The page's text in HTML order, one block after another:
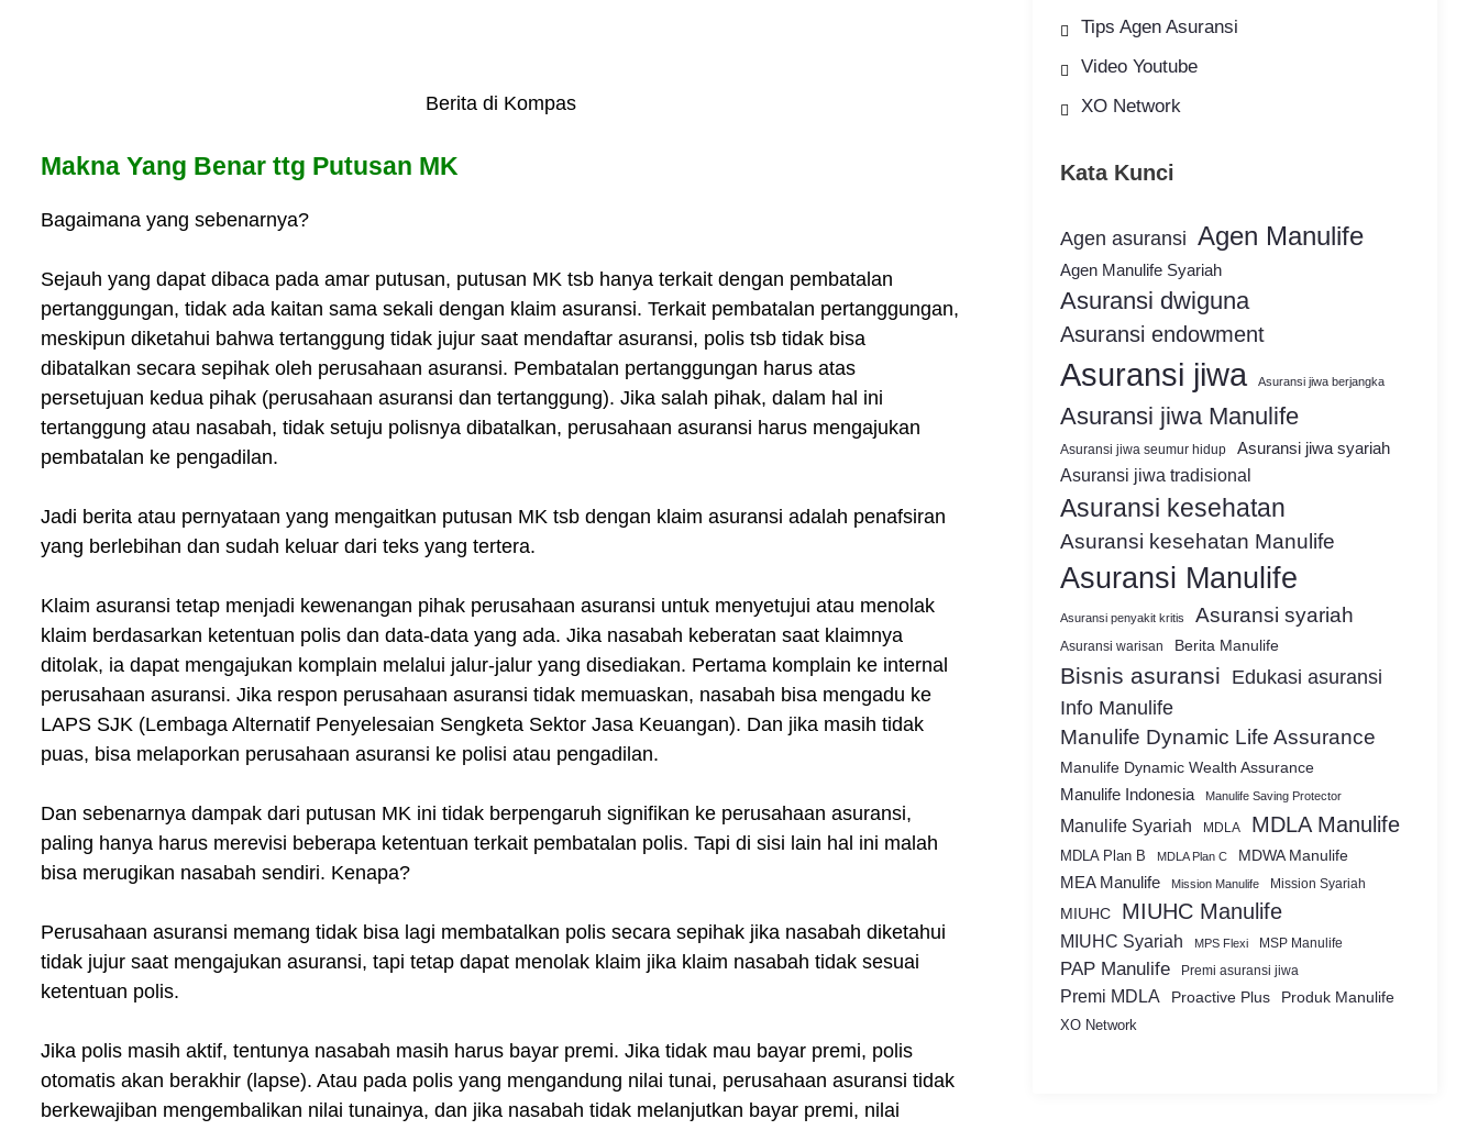
Berita di Kompas
Makna Yang Benar ttg Putusan MK
Bagaimana yang sebenarnya?
Sejauh yang dapat dibaca pada amar putusan, putusan MK tsb hanya terkait dengan pembatalan
pertanggungan, tidak ada kaitan sama sekali dengan klaim asuransi. Terkait pembatalan pertanggungan,
meskipun diketahui bahwa tertanggung tidak jujur saat mendaftar asuransi, polis tsb tidak bisa
dibatalkan secara sepihak oleh perusahaan asuransi. Pembatalan pertanggungan harus atas
persetujuan kedua pihak (perusahaan asuransi dan tertanggung). Jika salah pihak, dalam hal ini
tertanggung atau nasabah, tidak setuju polisnya dibatalkan, perusahaan asuransi harus mengajukan
pembatalan ke pengadilan.
Jadi berita atau pernyataan yang mengaitkan putusan MK tsb dengan klaim asuransi adalah penafsiran
yang berlebihan dan sudah keluar dari teks yang tertera.
Klaim asuransi tetap menjadi kewenangan pihak perusahaan asuransi untuk menyetujui atau menolak
klaim berdasarkan ketentuan polis dan data-data yang ada. Jika nasabah keberatan saat klaimnya
ditolak, ia dapat mengajukan komplain melalui jalur-jalur yang disediakan. Pertama komplain ke internal
perusahaan asuransi. Jika respon perusahaan asuransi tidak memuaskan, nasabah bisa mengadu ke
LAPS SJK (Lembaga Alternatif Penyelesaian Sengketa Sektor Jasa Keuangan). Dan jika masih tidak
puas, bisa melaporkan perusahaan asuransi ke polisi atau pengadilan.
Dan sebenarnya dampak dari putusan MK ini tidak berpengaruh signifikan ke perusahaan asuransi,
paling hanya harus merevisi beberapa ketentuan terkait pembatalan polis. Tapi di sisi lain hal ini malah
bisa merugikan nasabah sendiri. Kenapa?
Perusahaan asuransi memang tidak bisa lagi membatalkan polis secara sepihak jika nasabah diketahui
tidak jujur saat mengajukan asuransi, tapi tetap dapat menolak klaim jika klaim nasabah tidak sesuai
ketentuan polis.
Jika polis masih aktif, tentunya nasabah masih harus bayar premi. Jika tidak mau bayar premi, polis
otomatis akan berakhir (lapse). Atau pada polis yang mengandung nilai tunai, perusahaan asuransi tidak
berkewajiban mengembalikan nilai tunainya, dan jika nasabah tidak melanjutkan bayar premi, nilai
Tips Agen Asuransi
Video Youtube
XO Network
Kata Kunci
Agen asuransi Agen Manulife
Agen Manulife Syariah
Asuransi dwiguna
Asuransi endowment
Asuransi jiwa Asuransi jiwa berjangka
Asuransi jiwa Manulife
Asuransi jiwa seumur hidup Asuransi jiwa syariah
Asuransi jiwa tradisional
Asuransi kesehatan
Asuransi kesehatan Manulife
Asuransi Manulife
Asuransi penyakit kritis Asuransi syariah
Asuransi warisan Berita Manulife
Bisnis asuransi Edukasi asuransi
Info Manulife
Manulife Dynamic Life Assurance
Manulife Dynamic Wealth Assurance
Manulife Indonesia
Manulife Saving Protector
Manulife Syariah MDLA MDLA Manulife
MDLA Plan B MDLA Plan C MDWA Manulife
MEA Manulife Mission Manulife Mission Syariah
MIUHC MIUHC Manulife
MIUHC Syariah MPS Flexi MSP Manulife
PAP Manulife Premi asuransi jiwa
Premi MDLA Proactive Plus Produk Manulife
XO Network